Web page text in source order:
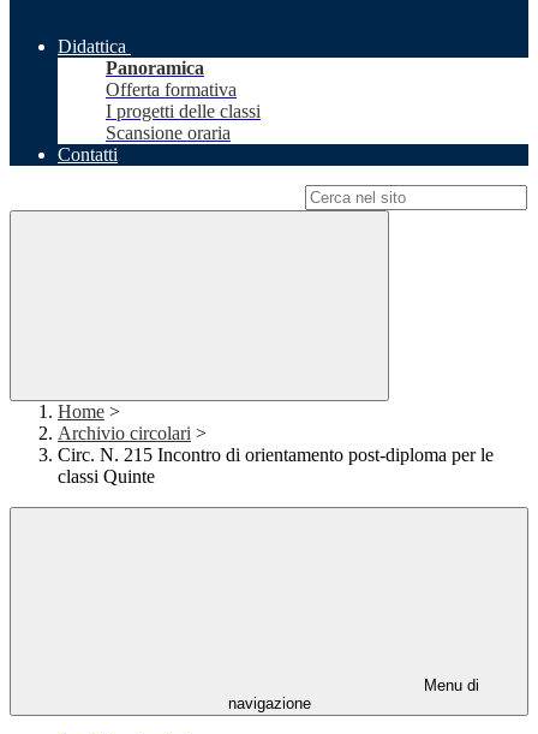
Didattica
Panoramica
Offerta formativa
I progetti delle classi
Scansione oraria
Contatti
Home >
Archivio circolari >
Circ. N. 215 Incontro di orientamento post-diploma per le
classi Quinte
Menu di
navigazione